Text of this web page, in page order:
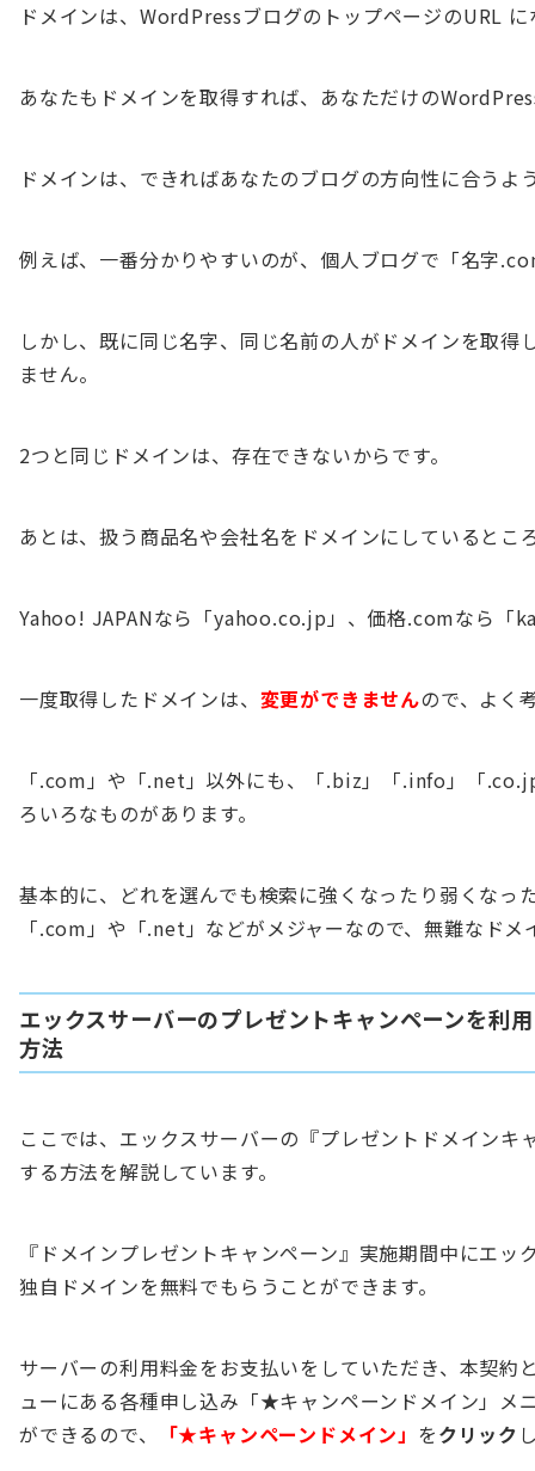
ドメインは、WordPressブログのトップページのURL に
あなたもドメインを取得すれば、あなただけの
ドメインは、できればあなたのブログの方向性に合う
例えば、一番分かりやすいのが、個人ブログで「名字
しかし、既に同じ名字、同じ名前の人がドメインを取
ません。
2つと同じドメインは、存在できないからです。
あとは、扱う商品名や会社名をドメインにしているとこ
Yahoo! JAPANなら「yahoo.co.jp」、価格.comなら「
一度取得したドメインは、 変更ができませんので、よく
「.com」や「.net」以外にも、「.biz」「.info」「
ろいろなものがあります。
基本的に、どれを選んでも検索に強くなったり弱くなっ
「.com」や「.net」などがメジャーなので、無難なド
エックスサーバーのプレゼントキャンペーンを利
方法
ここでは、エックスサーバーの『プレゼントドメインキ
する方法を解説しています。
『ドメインプレゼントキャンペーン』実施期間中にエ
独自ドメインを無料でもらうことができます。
サーバーの利用料金をお支払いをしていただき、本契約
ューにある各種申し込み「★キャンペーンドメイン」メ
ができるので、
「★キャンペーンドメイン」 をクリック